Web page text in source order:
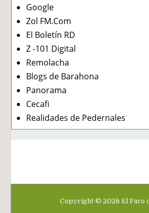
Google
Zol FM.Com
El Boletín RD
Z -101 Digital
Remolacha
Blogs de Barahona
Panorama
Cecafi
Realidades de Pedernales
Copyright © 2026 El Faro